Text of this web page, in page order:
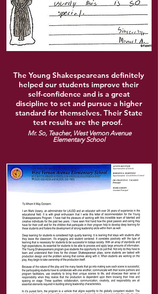
The Young Shakespeareans definitely
helped our students improve their
self-confidence and is a great
discipline to set and pursue a higher
standard for themselves. Their State
test results are the proof.
Mr. So, Teacher, West Vernon Avenue
Elementary School